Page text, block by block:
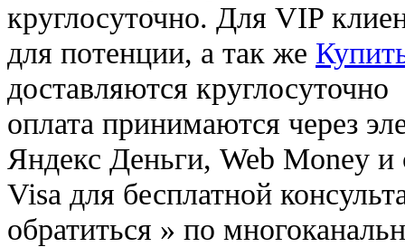
круглосуточно. Для VIP
для потенции, а так же
доставляются круглосуточно
оплата принимаются через
Яндекс Деньги, Web Money и
Visa для бесплатной
обратиться » по